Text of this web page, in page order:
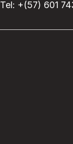
Tel: +(57) 601